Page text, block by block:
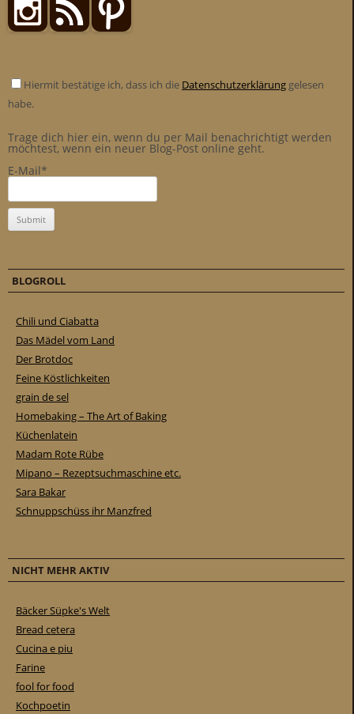
Hiermit bestätige ich, dass ich die Datenschutzerklärung gelesen
habe.
Trage dich hier ein, wenn du per Mail benachrichtigt werden
möchtest, wenn ein neuer Blog-Post online geht.
E-Mail*
BLOGROLL
Chili und Ciabatta
Das Mädel vom Land
Der Brotdoc
Feine Köstlichkeiten
grain de sel
Homebaking – The Art of Baking
Küchenlatein
Madam Rote Rübe
Mipano – Rezeptsuchmaschine etc.
Sara Bakar
Schnuppschüss ihr Manzfred
NICHT MEHR AKTIV
Bäcker Süpke's Welt
Bread cetera
Cucina e piu
Farine
fool for food
Kochpoetin